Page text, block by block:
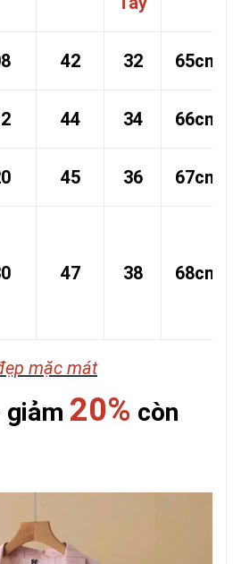
42 32 65cm
44 34 66cm
45 36 67cm
47 38 68cm
mặc mát
20% còn